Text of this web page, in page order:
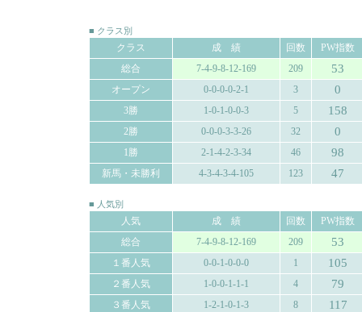
■ クラス別
クラス 成 績 回数
PW指数
総合
7-4-9-8-12-169 209 53
オープン 0-0-0-0-2-1 3 0
3勝 1-0-1-0-0-3 5 158
2勝 0-0-0-3-3-26 32 0
1勝 2-1-4-2-3-34 46 98
新馬・未勝利 4-3-4-3-4-105 123 47
■ 人気別
人気 成 績 回数
PW指数
総合
7-4-9-8-12-169 209 53
１番人気 0-0-1-0-0-0 1 105
２番人気 1-0-0-1-1-1 4 79
３番人気 1-2-1-0-1-3 8 117